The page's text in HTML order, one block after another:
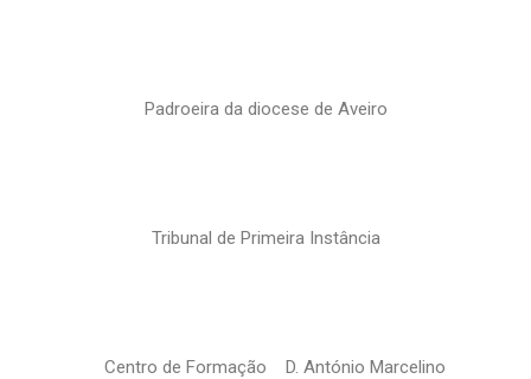
Padroeira da diocese de Aveiro
Tribunal de Primeira Instância
Centro de Formação D. António Marcelino